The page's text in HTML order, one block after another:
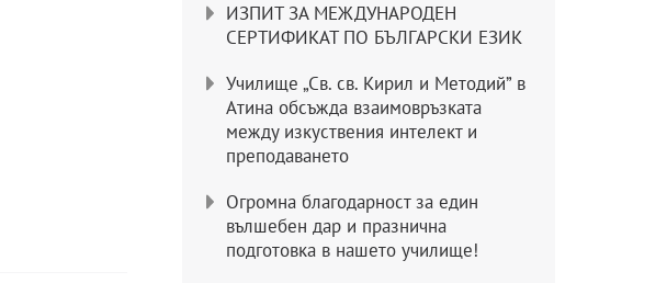
ИЗПИТ ЗА МЕЖДУНАРОДЕН
СЕРТИФИКАТ ПО БЪЛГАРСКИ ЕЗИК
Училище „Св. св. Кирил и Методий” в
Атина обсъжда взаимовръзката
между изкуствения интелект и
преподаването
Огромна благодарност за един
вълшебен дар и празнична
подготовка в нашето училище!